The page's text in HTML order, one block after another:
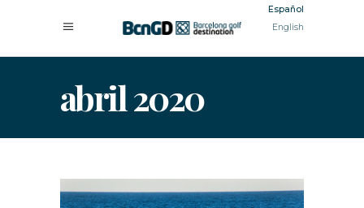
Español
English
abril 2020